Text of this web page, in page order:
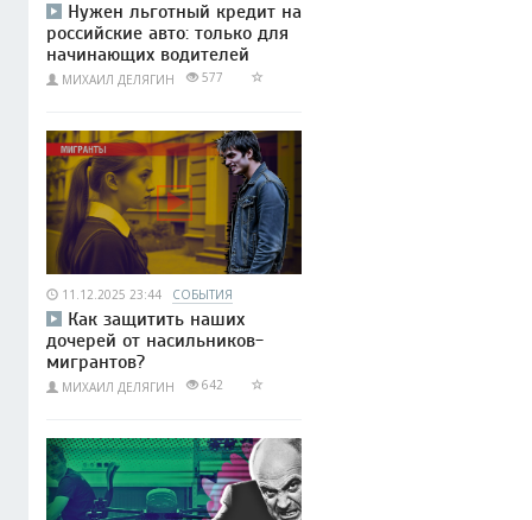
Нужен льготный кредит на
российские авто: только для
начинающих водителей
МИХАИЛ ДЕЛЯГИН 577
11.12.2025 23:44 СОБЫТИЯ
Как защитить наших
дочерей от насильников-
мигрантов?
МИХАИЛ ДЕЛЯГИН 642